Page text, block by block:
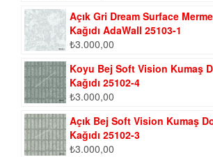
Açık Gri Dream Surface
Kağıdı AdaWall 25103-1
₺3.000,00
Koyu Bej Soft Vision Kumaş
Kağıdı 25102-4
₺3.000,00
Açık Bej Soft Vision Kumaş
Kağıdı 25102-3
₺3.000,00